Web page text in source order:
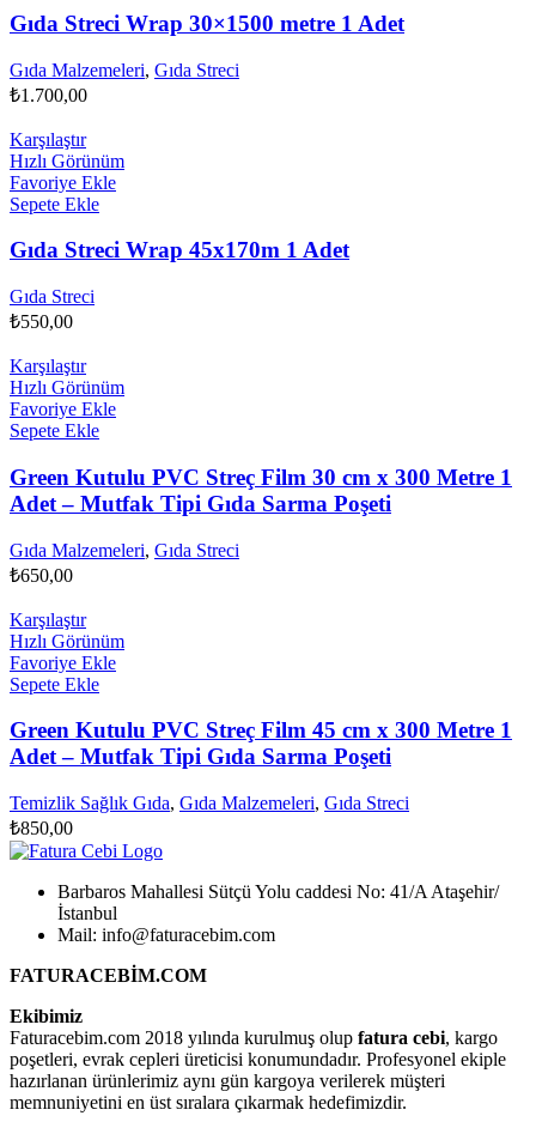
Gıda Streci Wrap 30×1500 metre 1 Adet
Gıda Malzemeleri, Gıda Streci
₺1.700,00
Karşılaştır
Hızlı Görünüm
Favoriye Ekle
Sepete Ekle
Gıda Streci Wrap 45x170m 1 Adet
Gıda Streci
₺550,00
Karşılaştır
Hızlı Görünüm
Favoriye Ekle
Sepete Ekle
Green Kutulu PVC Streç Film 30 cm x 300 Metre 1
Adet – Mutfak Tipi Gıda Sarma Poşeti
Gıda Malzemeleri, Gıda Streci
₺650,00
Karşılaştır
Hızlı Görünüm
Favoriye Ekle
Sepete Ekle
Green Kutulu PVC Streç Film 45 cm x 300 Metre 1
Adet – Mutfak Tipi Gıda Sarma Poşeti
Temizlik Sağlık Gıda, Gıda Malzemeleri, Gıda Streci
₺850,00
Barbaros Mahallesi Sütçü Yolu caddesi No: 41/A Ataşehir/
İstanbul
Mail: info@faturacebim.com
FATURACEBİM.COM
Ekibimiz
Faturacebim.com 2018 yılında kurulmuş olup fatura cebi, kargo
poşetleri, evrak cepleri üreticisi konumundadır. Profesyonel ekiple
hazırlanan ürünlerimiz aynı gün kargoya verilerek müşteri
memnuniyetini en üst sıralara çıkarmak hedefimizdir.